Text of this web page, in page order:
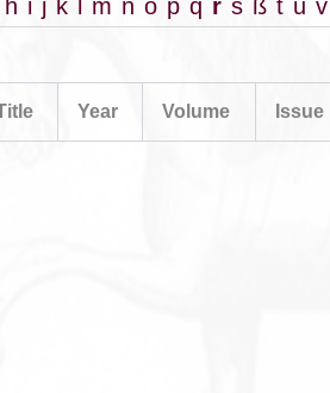
h i j k m n o p q r s ß t u v
Year Volume Issue